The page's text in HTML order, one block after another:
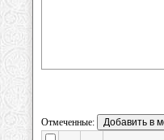
Отмеченные: